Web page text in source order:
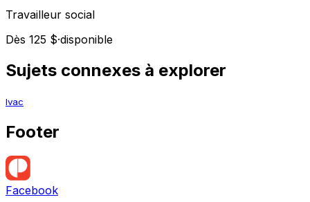
Travailleur social
Dès 125 $·disponible
Sujets connexes à explorer
Ivac
Footer
Facebook